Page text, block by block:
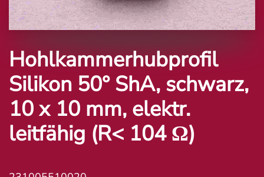
Hohlkammerhubprofil
Silikon 50° ShA, schwarz,
10 x 10 mm, elektr.
leitfähig (R< 104 Ω)